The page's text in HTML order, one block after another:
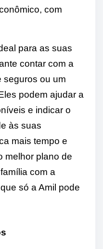
com
para as suas
contar com a
seguros ou um
podem ajudar a
e indicar o
às suas
mais tempo e
melhor plano de
com a
só a Amil pode